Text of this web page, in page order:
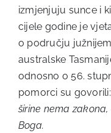
izmjenjuju sunce i
cijele godine je
o području
australske
odnosno o 56.
pomorci su
širine nema
Boga.